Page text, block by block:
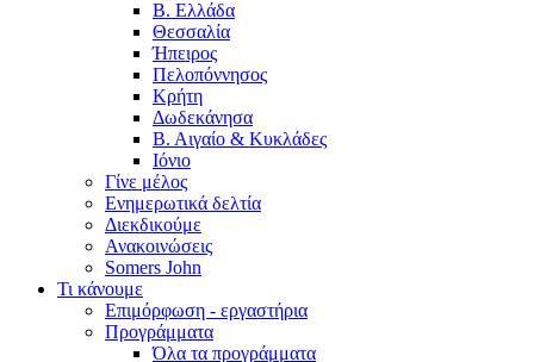
Β. Ελλάδα
Θεσσαλία
Ήπειρος
Πελοπόννησος
Κρήτη
Δωδεκάνησα
Β. Αιγαίο & Κυκλάδες
Ιόνιο
Γίνε μέλος
Ενημερωτικά δελτία
Διεκδικούμε
Ανακοινώσεις
Somers John
Τι κάνουμε
Επιμόρφωση - εργαστήρια
Προγράμματα
Όλα τα προγράμματα